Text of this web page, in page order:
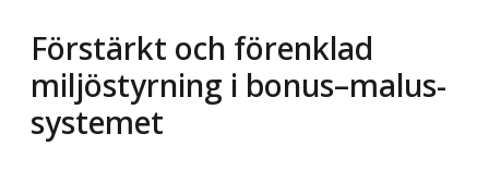
Förstärkt och förenklad
miljöstyrning i bonus–malus-
systemet